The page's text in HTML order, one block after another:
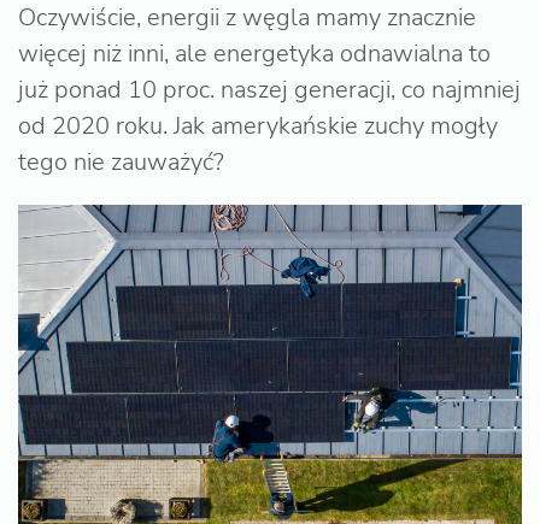
Oczywiście, energii z węgla mamy znacznie
więcej niż inni, ale energetyka odnawialna to
już ponad 10 proc. naszej generacji, co najmniej
od 2020 roku. Jak amerykańskie zuchy mogły
tego nie zauważyć?